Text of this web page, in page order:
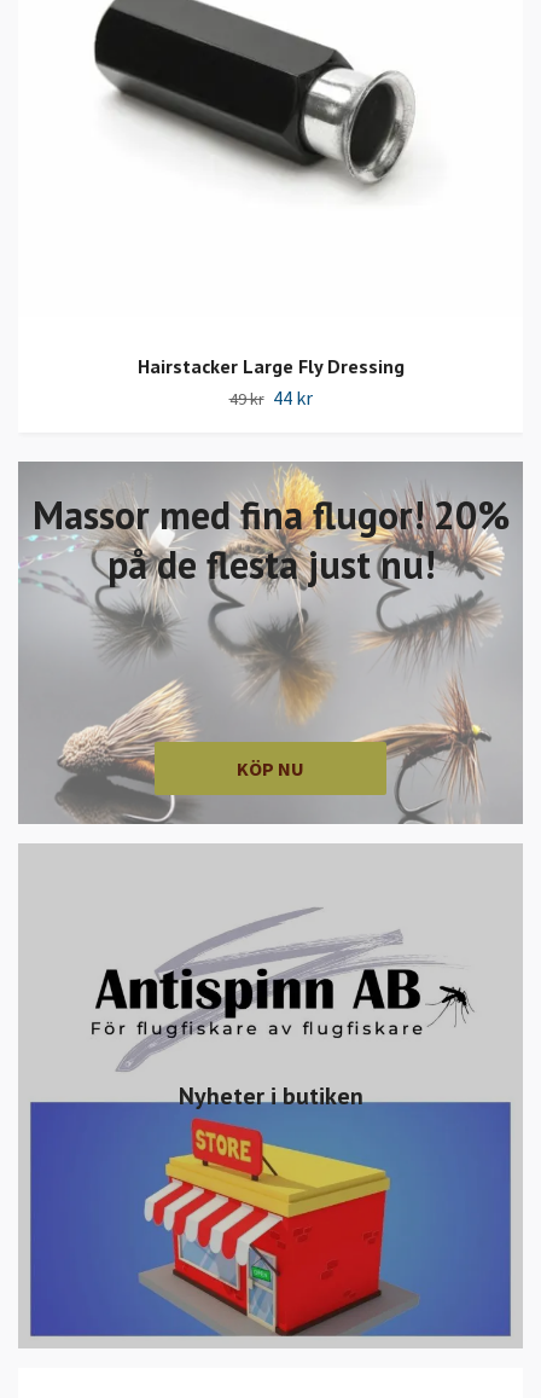
Massor med fina flugor! 20%
på de flesta just nu!
KÖP NU
Nyheter i butiken
Hairstacker Large Fly Dressing
49 kr 44 kr